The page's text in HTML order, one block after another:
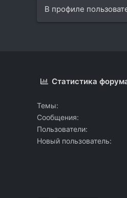
В профиле
Статистика
Темы
Сообщения
Пользователи
Новый пользователь